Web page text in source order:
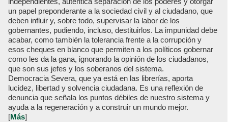
un papel preponderante a la sociedad civil y al ciudadano, que
deben influir y, sobre todo, supervisar la labor de los
gobernantes, pudiendo, incluso, destituirlos. La impunidad debe
acabar, como también la tolerancia frente a la corrupción y
esos cheques en blanco que permiten a los políticos gobernar
como les da la gana, ignorando la opinión de los ciudadanos,
que son sus jefes y los soberanos del sistema.
Democracia Severa, que ya está en las librerías, aporta
lucidez, libertad y solvencia ciudadana. Es una reflexión de
denuncia que señala los puntos débiles de nuestro sistema y
ayuda a la regeneración y a construir un mundo mejor.
[Más]